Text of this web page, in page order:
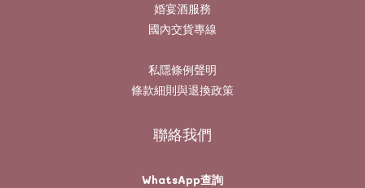
婚宴酒服務
國內交貨專線
私隱條例聲明
條款細則與退換政策
聯絡我們
WhatsApp查詢